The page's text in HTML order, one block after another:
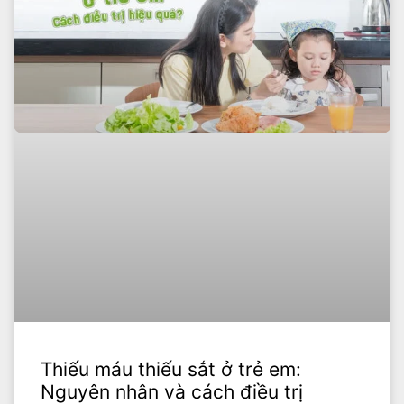
Thiếu máu thiếu sắt ở trẻ em:
Nguyên nhân và cách điều trị